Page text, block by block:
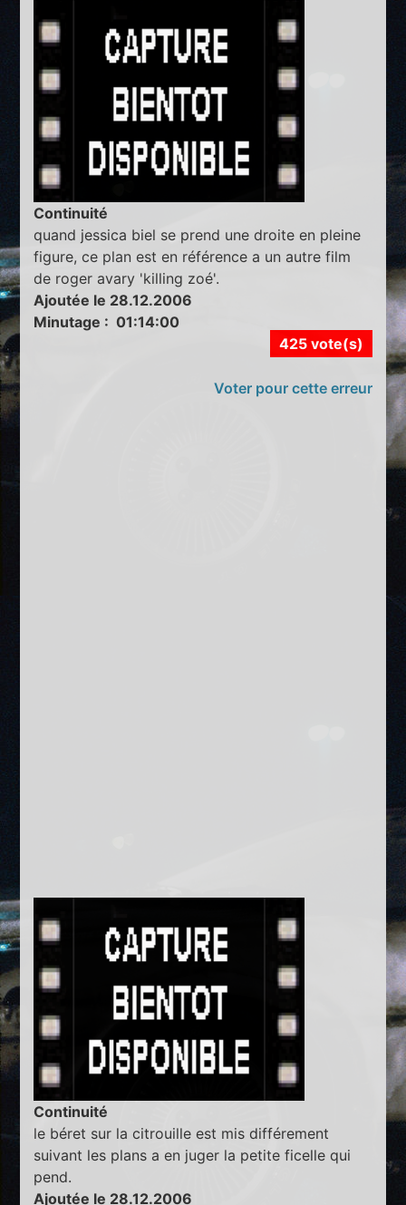
Continuité
quand jessica biel se prend une droite en pleine
figure, ce plan est en référence a un autre film
de roger avary 'killing zoé'.
Ajoutée le 28.12.2006
Minutage : 01:14:00
425 vote(s)
Voter pour cette erreur
Continuité
le béret sur la citrouille est mis différement
suivant les plans a en juger la petite ficelle qui
pend.
Ajoutée le 28.12.2006